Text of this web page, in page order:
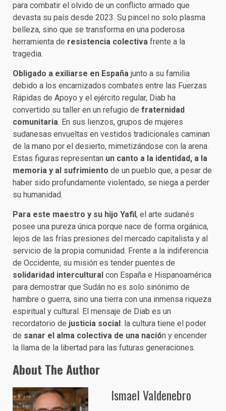
para combatir el olvido de un conflicto armado que
devasta su país desde 2023. Su pincel no solo plasma
belleza, sino que se transforma en una poderosa
herramienta de resistencia colectiva frente a la
tragedia.
Obligado a exiliarse en España junto a su familia
debido a los encarnizados combates entre las Fuerzas
Rápidas de Apoyo y el ejército regular, Diab ha
convertido su taller en un refugio de fraternidad
comunitaria. En sus lienzos, grupos de mujeres
sudanesas envueltas en vestidos tradicionales caminan
de la mano por el desierto, mimetizándose con la arena.
Estas figuras representan un canto a la identidad, a la
memoria y al sufrimiento de un pueblo que, a pesar de
haber sido profundamente violentado, se niega a perder
su humanidad.
Para este maestro y su hijo Yafil , el arte sudanés
posee una pureza única porque nace de forma orgánica,
lejos de las frías presiones del mercado capitalista y al
servicio de la propia comunidad. Frente a la indiferencia
de Occidente, su misión es tender puentes de
solidaridad intercultural con España e Hispanoamérica
para demostrar que Sudán no es solo sinónimo de
hambre o guerra, sino una tierra con una inmensa riqueza
espiritual y cultural. El mensaje de Diab es un
recordatorio de justicia social : la cultura tiene el poder
de sanar el alma colectiva de una nación y encender
la llama de la libertad para las futuras generaciones.
About The Author
Ismael Valdenebro